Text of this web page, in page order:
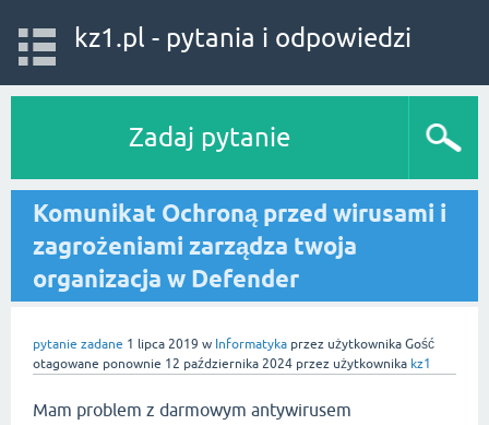
kz1.pl - pytania i odpowiedzi
Zadaj pytanie
Komunikat Ochroną przed wirusami i
zagrożeniami zarządza twoja
organizacja w Defender
pytanie zadane 1 lipca 2019 w Informatyka przez użytkownika Gość
otagowane ponownie 12 października 2024 przez użytkownika kz1
Mam problem z darmowym antywirusem